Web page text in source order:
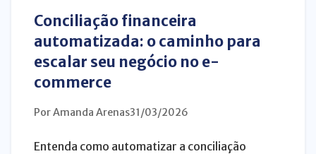
Conciliação financeira
automatizada: o caminho para
escalar seu negócio no e-
commerce
Por Amanda Arenas31/03/2026
Entenda como automatizar a conciliação